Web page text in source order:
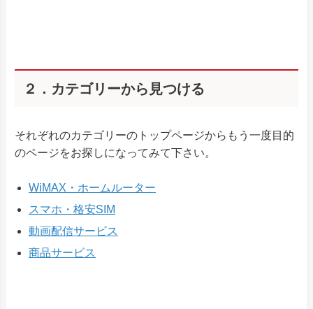
２．カテゴリーから見つける
それぞれのカテゴリーのトップページからもう一度目的
のページをお探しになってみて下さい。
WiMAX・ホームルーター
スマホ・格安SIM
動画配信サービス
商品サービス